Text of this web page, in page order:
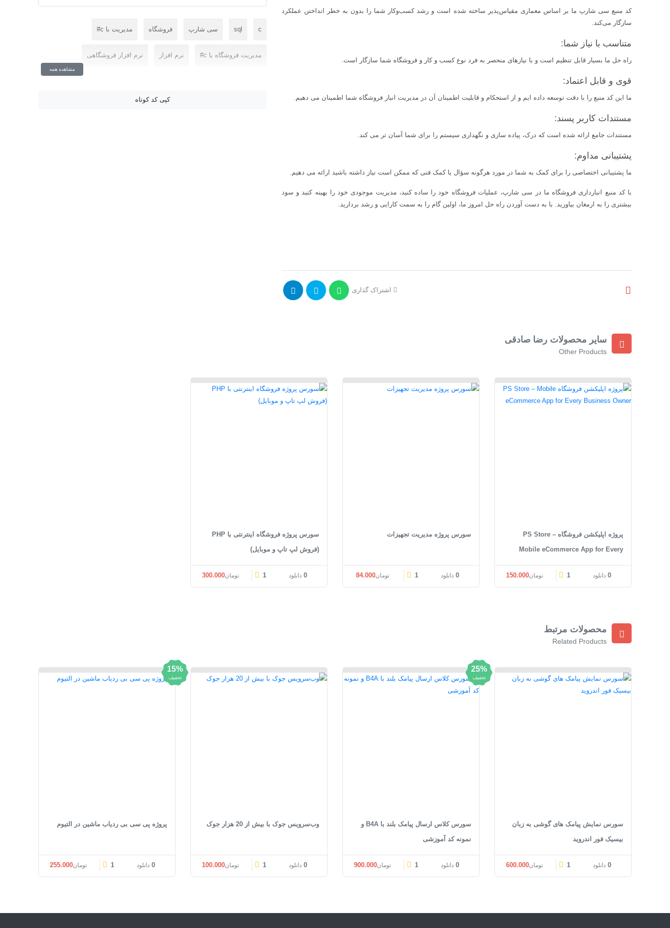
کد منبع سی شارپ ما بر اساس معماری مقیاس‌پذیر ساخته شده است و رشد کسب‌وکار شما را بدون به خطر انداختن عملکرد
سازگار می‌کند.
متناسب با نیاز شما:
راه حل ما بسیار قابل تنظیم است و با نیازهای منحصر به فرد نوع کسب و کار و فروشگاه شما سازگار است.
قوی و قابل اعتماد:
ما این کد منبع را با دقت توسعه داده ایم و از استحکام و قابلیت اطمینان آن در مدیریت انبار فروشگاه شما اطمینان می دهیم.
مستندات کاربر پسند:
مستندات جامع ارائه شده است که درک، پیاده سازی و نگهداری سیستم را برای شما آسان تر می کند.
پشتیبانی مداوم:
ما پشتیبانی اختصاصی را برای کمک به شما در مورد هرگونه سؤال یا کمک فنی که ممکن است نیاز داشته باشید ارائه می دهیم.
با کد منبع انبارداری فروشگاه ما در سی شارپ، عملیات فروشگاه خود را ساده کنید، مدیریت موجودی خود را بهینه کنید و سود
بیشتری را به ارمغان بیاورید. با به دست آوردن راه حل امروز ما، اولین گام را به سمت کارایی و رشد بردارید.
اشتراک گذاری
c
sql سی شارپ فروشگاه مدیریت با c#
مدیریت فروشگاه با c# نرم افزار نرم افزار فروشگاهی
مشاهده همه
کپی کد کوتاه
سایر محصولات رضا صادقی
Other Products
پروژه اپلیکشن فروشگاه PS Store –
Mobile eCommerce App for Every
Business Owner
0 دانلود 1 تومان150.000
سورس پروژه مدیریت تجهیزات
0 دانلود 1 تومان84.000
سورس پروژه فروشگاه اینترنتی با PHP
(فروش لپ تاپ و موبایل)
0 دانلود 1 تومان300.000
محصولات مرتبط
Related Products
سورس نمایش پیامک های گوشی به زبان
بیسیک فور اندروید
0 دانلود 1 تومان600.000
25%
تخفیف
سورس کلاس ارسال پیامک بلند با B4A و
نمونه کد آموزشی
0 دانلود 1 قیمت اصلی: تومان1.200.000 بود.
تومان900.000قیمت فعلی: تومان900.000.
وب‌سرویس جوک با بیش از 20 هزار جوک
0 دانلود 1 تومان100.000
15%
تخفیف
پروژه پی سی بی ردیاب ماشین در التیوم
0 دانلود 1 قیمت اصلی: تومان300.000 بود.
تومان255.000قیمت فعلی: تومان255.000.